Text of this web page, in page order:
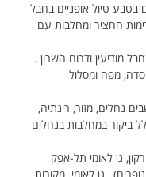
בטבע טיול אופניים בחבל
החציר ומחלבות עם
מודיעין ודרום השרון .
מפה ומסלול
נחלים, מזור, רינתיה,
ביקור במחלבות בנחלים
גן לאומי תל-אפק